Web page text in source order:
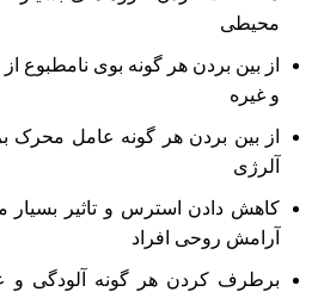
محیطی
از بین بردن هر گونه بوی نامطبوع
و غیره
از بین بردن هر گونه عامل محرک
آلرژی
کاهش دادن استرس و تاثیر
آرامش روحی افراد
برطرف کردن هر گونه آلودگی و